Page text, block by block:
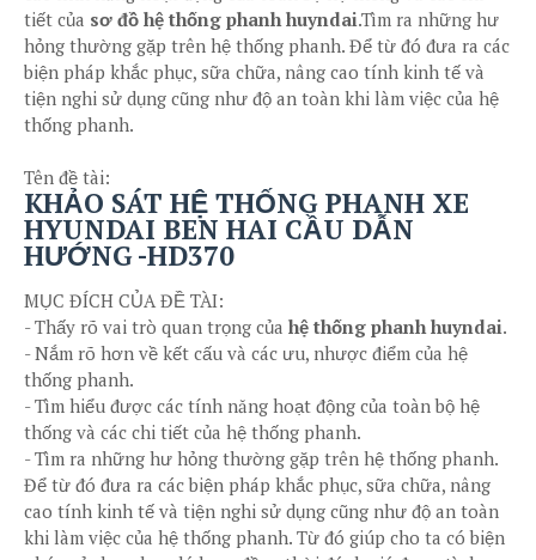
tiết của sơ đồ hệ thống phanh huyndai.Tìm ra những hư
hỏng thường gặp trên hệ thống phanh. Để từ đó đưa ra các
biện pháp khắc phục, sữa chữa, nâng cao tính kinh tế và
tiện nghi sử dụng cũng như độ an toàn khi làm việc của hệ
thống phanh.
Tên đề tài:
KHẢO SÁT HỆ THỐNG PHANH XE
HYUNDAI BEN HAI CẦU DẪN
HƯỚNG -HD370
MỤC ĐÍCH CỦA ĐỀ TÀI:
- Thấy rõ vai trò quan trọng của hệ thống phanh huyndai.
- Nắm rõ hơn về kết cấu và các ưu, nhược điểm của hệ
thống phanh.
- Tìm hiểu được các tính năng hoạt động của toàn bộ hệ
thống và các chi tiết của hệ thống phanh.
- Tìm ra những hư hỏng thường gặp trên hệ thống phanh.
Để từ đó đưa ra các biện pháp khắc phục, sữa chữa, nâng
cao tính kinh tế và tiện nghi sử dụng cũng như độ an toàn
khi làm việc của hệ thống phanh. Từ đó giúp cho ta có biện